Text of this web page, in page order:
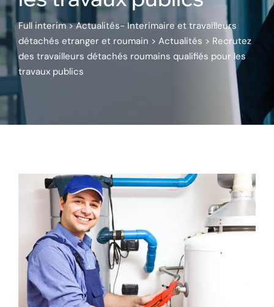
Full interim>Actualités- Interimaire et travailleurs
détachés etranger et roumain > Actualités > Recrutez
des travailleurs détachés roumains qualifiés pour les
travaux publics